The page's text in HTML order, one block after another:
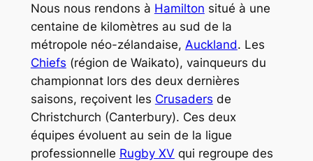
Nous nous rendons à Hamilton situé à une
centaine de kilomètres au sud de la
métropole néo-zélandaise, Auckland. Les
Chiefs (région de Waikato), vainqueurs du
championnat lors des deux dernières
saisons, reçoivent les Crusaders de
Christchurch (Canterbury). Ces deux
équipes évoluent au sein de la ligue
professionnelle Rugby XV qui regroupe des